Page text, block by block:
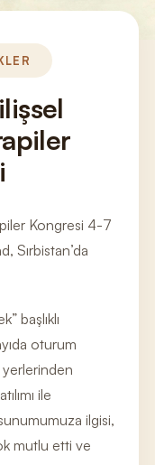
Kongresi 4-7
Sırbistan’da
başlıklı
oturum
yerlerinden
ile
ilgisi,
mutlu etti ve